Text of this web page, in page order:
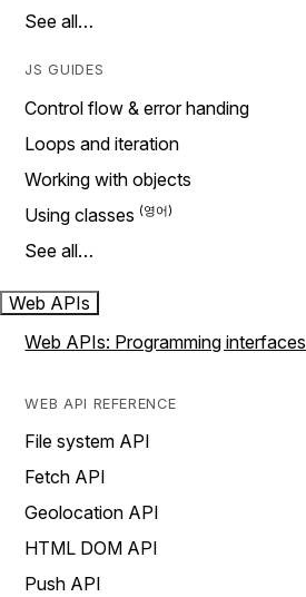
See all…
JS GUIDES
Control flow & error handing
Loops and iteration
Working with objects
Using classes
See all…
Web APIs
Web APIs: Programming interfaces
WEB API REFERENCE
File system API
Fetch API
Geolocation API
HTML DOM API
Push API